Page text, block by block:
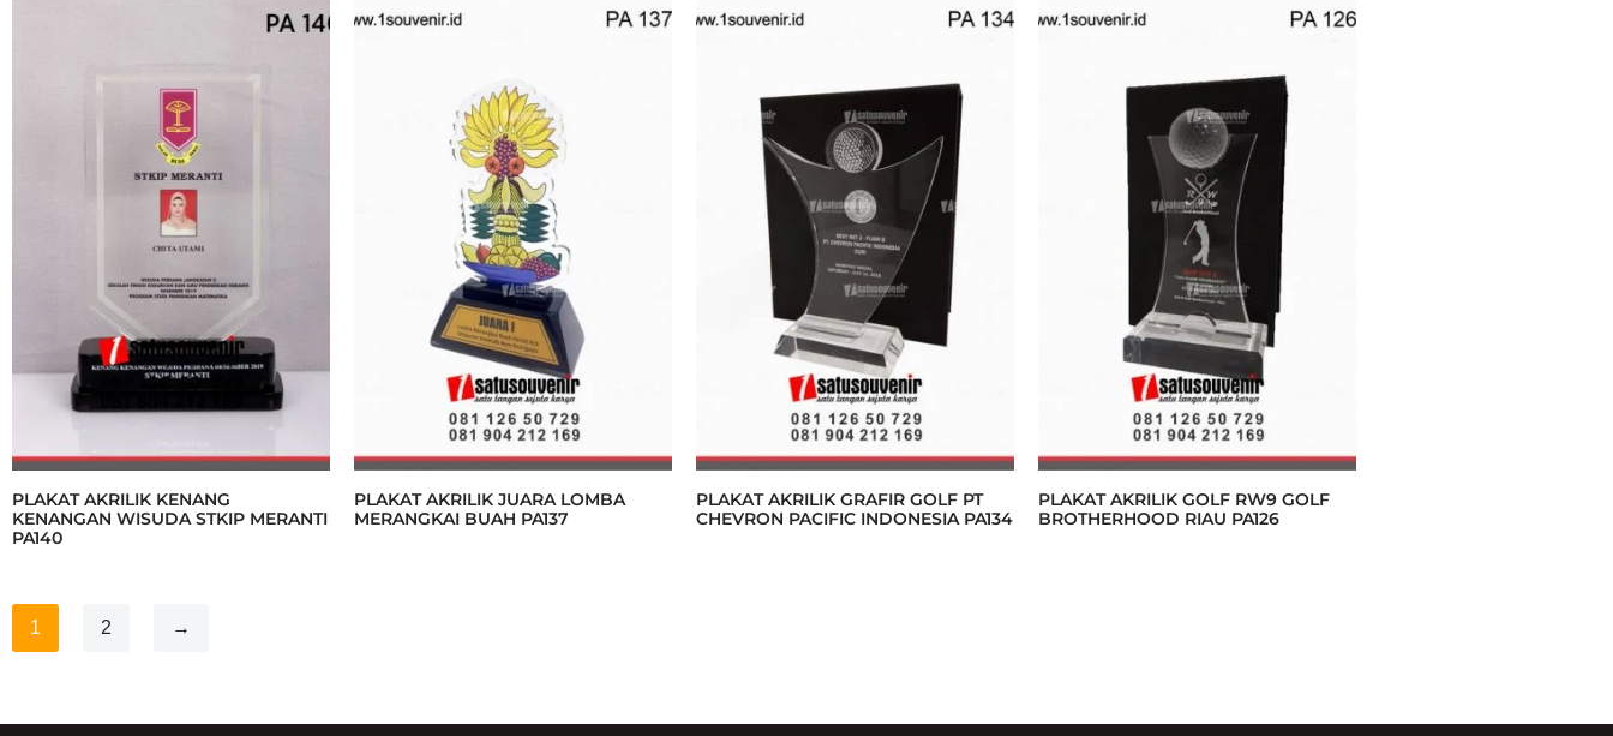
PLAKAT AKRILIK KENANG
KENANGAN WISUDA STKIP MERANTI
PA140
PLAKAT AKRILIK JUARA LOMBA
MERANGKAI BUAH PA137
PLAKAT AKRILIK GRAFIR GOLF PT
CHEVRON PACIFIC INDONESIA PA134
PLAKAT AKRILIK GOLF RW9 GOLF
BROTHERHOOD RIAU PA126
1 2 →